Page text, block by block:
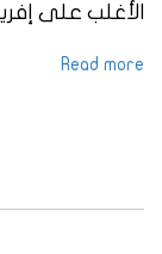
الأغلب على
Read more